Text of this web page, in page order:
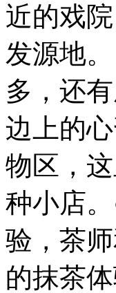
近的戏
发源地
多，还
边上的
物区，
种小店
验，茶
的抹茶